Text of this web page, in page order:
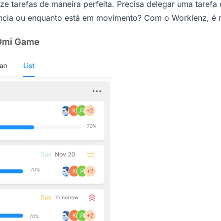
tarefas de maneira perfeita. Precisa delegar uma tarefa
ou enquanto está em movimento? Com o Worklenz, é